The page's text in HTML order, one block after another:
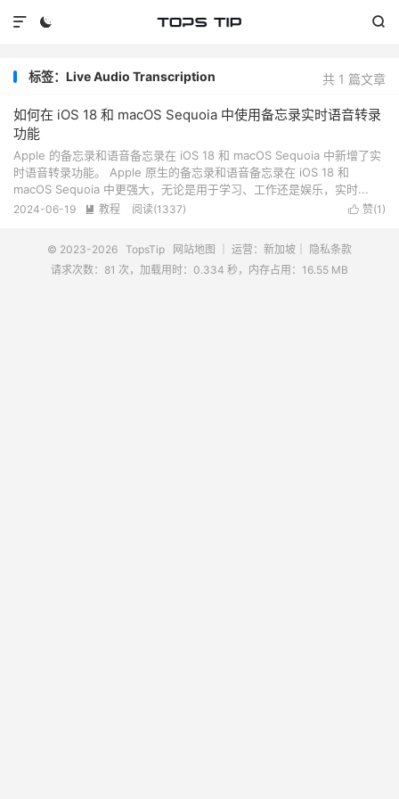
 

共 1 篇文章
标签：Live Audio Transcription
如何在 iOS 18 和 macOS Sequoia 中使用备忘录实时语音转录
功能
Apple 的备忘录和语音备忘录在 iOS 18 和 macOS Sequoia 中新增了实
时语音转录功能。 Apple 原生的备忘录和语音备忘录在 iOS 18 和
macOS Sequoia 中更强大，无论是用于学习、工作还是娱乐，实时...
 赞(1 )
2024-06-19  教程 阅读(1337)
© 2023-2026 TopsTip 网站地图 ｜ 运营：新加坡｜
隐私条款
请求次数：81 次，加载用时：0.334 秒，内存占用：16.55 MB